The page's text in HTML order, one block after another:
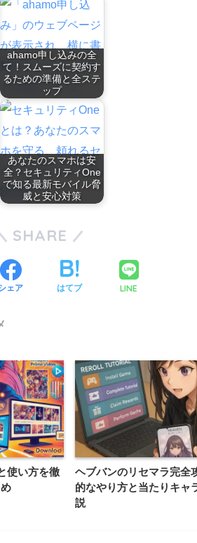
ahamo申し込みの全
て！スムーズに契約す
るための準備と全ステ
ップ
あなたのスマホは安
全？セキュリティOne
で知る最新モバイル脅
威と安心対策
SHARE
ェア はてブ LINE
使い方を徹
ヘブバンのリセマラ完全
的なやり方と当たりキャ
説